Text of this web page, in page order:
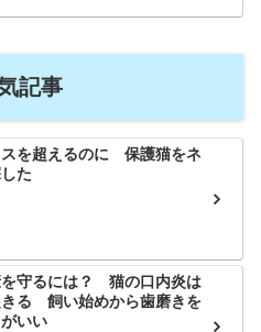
記事
を超えるのに 保護猫をネ
た
守るには？ 猫の口内炎は
る 飼い始めから歯磨きを
いい